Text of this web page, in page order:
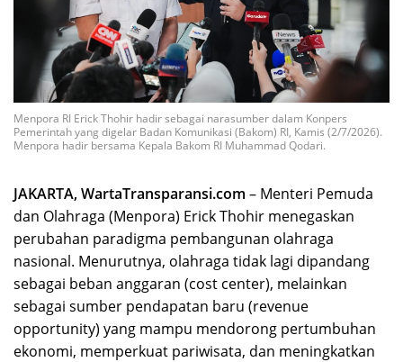
Menpora RI Erick Thohir hadir sebagai narasumber dalam Konpers
Pemerintah yang digelar Badan Komunikasi (Bakom) RI, Kamis (2/7/2026).
Menpora hadir bersama Kepala Bakom RI Muhammad Qodari.
JAKARTA, WartaTransparansi.com – Menteri Pemuda
dan Olahraga (Menpora) Erick Thohir menegaskan
perubahan paradigma pembangunan olahraga
nasional. Menurutnya, olahraga tidak lagi dipandang
sebagai beban anggaran (cost center), melainkan
sebagai sumber pendapatan baru (revenue
opportunity) yang mampu mendorong pertumbuhan
ekonomi, memperkuat pariwisata, dan meningkatkan